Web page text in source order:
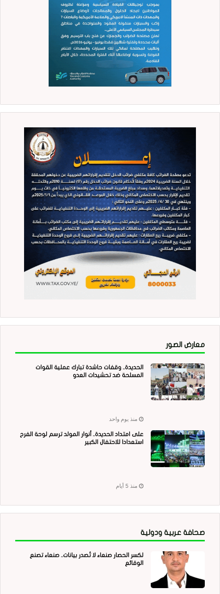
معارض الصور
الحديدة.. وقفات حاشدة تبارك عملية القوات
المسلحة ضد تحشيدات العدو
منذ يوم واحد
على امتداد الحديدة.. أنوار المولد ترسم لوحة الفرح
استعدادا للاحتفال الكبير
منذ 5 أيام
صحافة عربية ودولية
لكسر الحصار صنعاء لا تُصدر بيانات.. صنعاء تصنع
الوقائع